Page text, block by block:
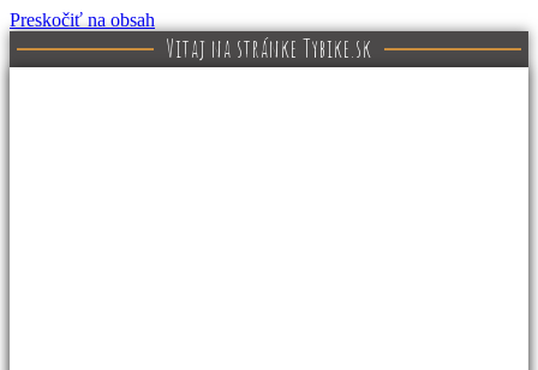
Preskočiť na obsah
Vitaj na stránke Tybike.sk